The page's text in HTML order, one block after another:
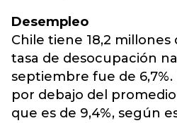
Desempleo
Chile tiene 18,2
tasa de desocupación
septiembre fue de 6,7%.
por debajo del
que es de 9,4%, según